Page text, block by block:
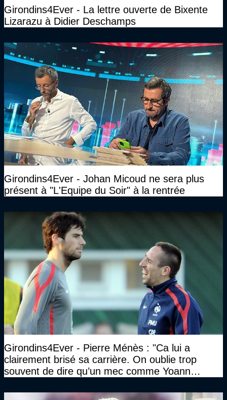
Girondins4Ever - La lettre ouverte de Bixente
Lizarazu à Didier Deschamps
Girondins4Ever - Johan Micoud ne sera plus
présent à "L'Equipe du Soir" à la rentrée
Girondins4Ever - Pierre Ménès : "Ca lui a
clairement brisé sa carrière. On oublie trop
souvent de dire qu’un mec comme Yoann